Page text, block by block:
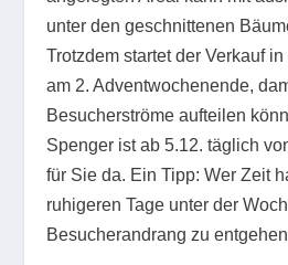
unter den geschnittenen
Trotzdem startet der Verkauf
am 2. Adventwochenende,
Besucherströme aufteilen
Spenger ist ab 5.12. täglich
für Sie da. Ein Tipp: Wer Zeit
ruhigeren Tage unter der
Besucherandrang zu